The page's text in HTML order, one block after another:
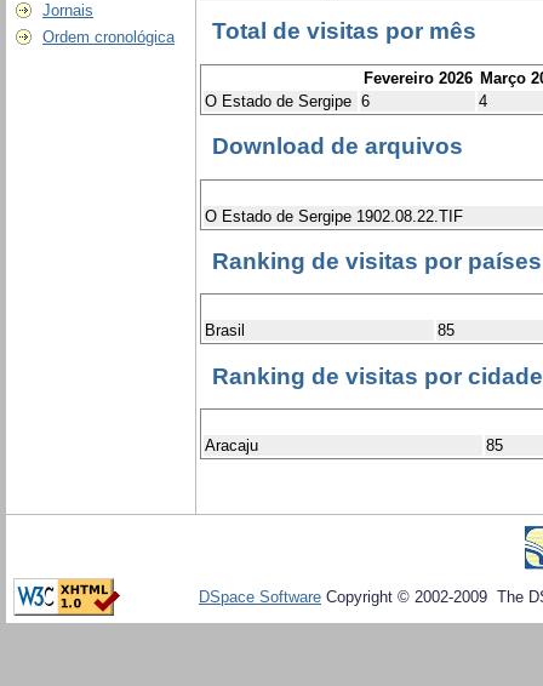
Jornais
Ordem cronológica
Total de visitas por mês
Fevereiro 2026 Março
O Estado de Sergipe 6 4
Download de arquivos
O Estado de Sergipe 1902.08.22.TIF
Ranking de visitas por países
Brasil 85
Ranking de visitas por
Aracaju 85
DSpace Software Copyright © 2002-2009 The